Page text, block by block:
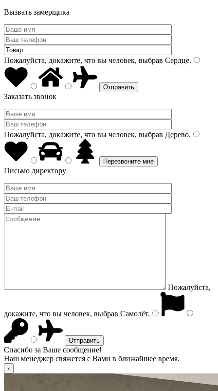
Вызвать замерщика
Пожалуйста, докажите, что вы человек, выбрав Сердце.
Заказать звонок
Пожалуйста, докажите, что вы человек, выбрав Дерево.
Письмо директору
Пожалуйста,
докажите, что вы человек, выбрав Самолёт.
Спасибо за Ваше сообщение!
Наш менеджер свяжется с Вами в ближайшее время.